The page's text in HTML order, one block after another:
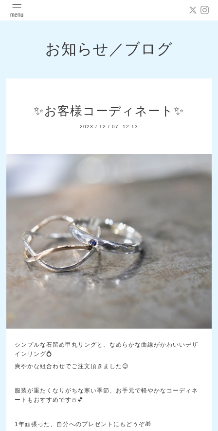
お知らせ／ブログ
✨お客様コーディネート✨
2023 / 12 / 07 12:13
シンプルな石留め甲丸リングと、なめらかな曲線がかわいいデザ
インリング💍
爽やかな組合わせでご注文頂きました😊
服装が重たくなりがちな寒い季節、お手元で軽やかなコーディネ
ートもおすすめです⛄💕
1年頑張った、自分へのプレゼントにもどうぞ🎁